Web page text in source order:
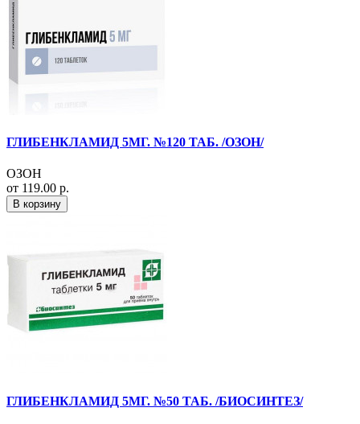
ГЛИБЕНКЛАМИД 5МГ. №120 ТАБ. /ОЗОН/
ОЗОН
от 119.00 р.
В корзину
ГЛИБЕНКЛАМИД 5МГ. №50 ТАБ. /БИОСИНТЕЗ/